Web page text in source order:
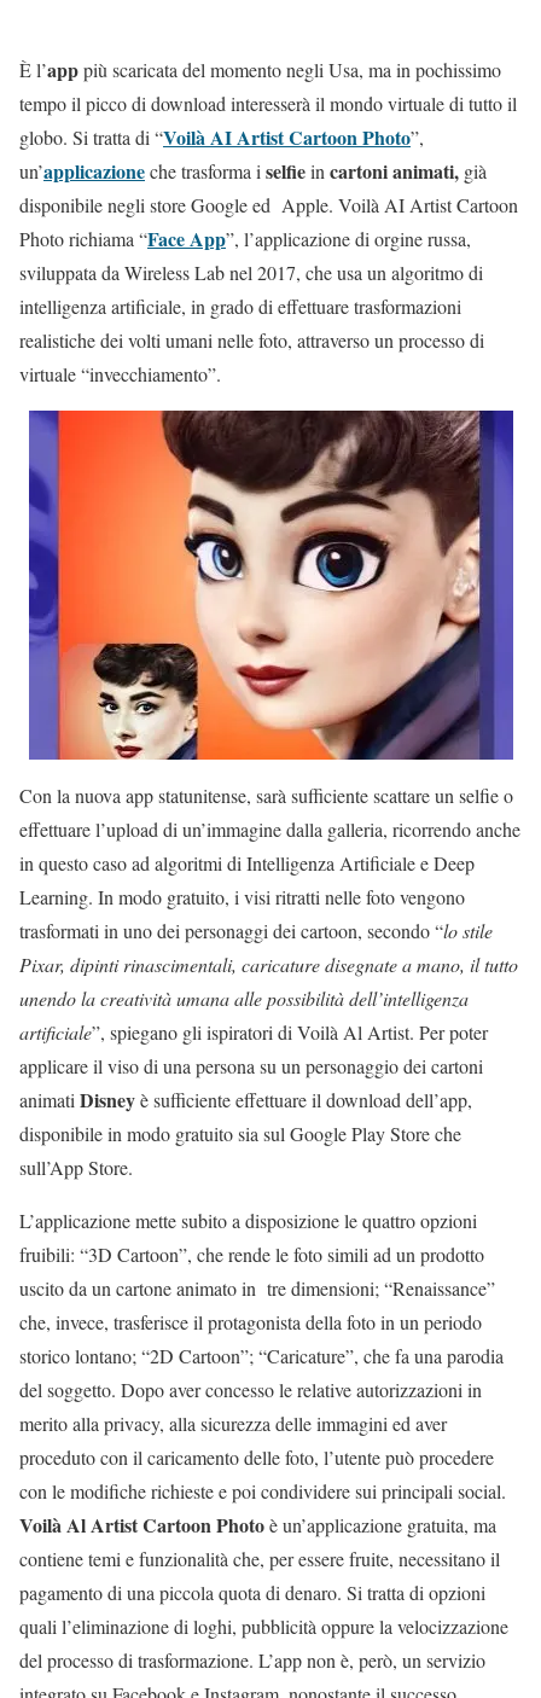
È l’apppiù scaricata del momento negli Usa, ma in pochissimo
tempo il picco di download interesserà il mondo virtuale di tutto il
globo. Si tratta di “Voilà AI Artist Cartoon Photo”,
un’applicazioneche trasforma i selfiein cartoni animati, già
disponibile negli store Google ed Apple. Voilà AI Artist Cartoon
Photo richiama “Face App”, l’applicazione di orgine russa,
sviluppata da Wireless Lab nel 2017, che usa un algoritmo di
intelligenza artificiale, in grado di effettuare trasformazioni
realistiche dei volti umani nelle foto, attraverso un processo di
virtuale “invecchiamento”.
Con la nuova app statunitense, sarà sufficiente scattare un selfie o
effettuare l’upload di un’immagine dalla galleria, ricorrendo anche
in questo caso ad algoritmi di Intelligenza Artificiale e Deep
Learning. In modo gratuito, i visi ritratti nelle foto vengono
trasformati in uno dei personaggi dei cartoon, secondo “lo stile
Pixar, dipinti rinascimentali, caricature disegnate a mano, il tutto
unendo la creatività umana alle possibilità dell’intelligenza
artificiale”, spiegano gli ispiratori di Voilà Al Artist. Per poter
applicare il viso di una persona su un personaggio dei cartoni
animati Disneyè sufficiente effettuare il download dell’app,
disponibile in modo gratuito sia sul Google Play Store che
sull’App Store.
L’applicazione mette subito a disposizione le quattro opzioni
fruibili: “3D Cartoon”, che rende le foto simili ad un prodotto
uscito da un cartone animato in tre dimensioni; “Renaissance”
che, invece, trasferisce il protagonista della foto in un periodo
storico lontano; “2D Cartoon”; “Caricature”, che fa una parodia
del soggetto. Dopo aver concesso le relative autorizzazioni in
merito alla privacy, alla sicurezza delle immagini ed aver
proceduto con il caricamento delle foto, l’utente può procedere
con le modifiche richieste e poi condividere sui principali social.
Voilà Al Artist Cartoon Photoè un’applicazione gratuita, ma
contiene temi e funzionalità che, per essere fruite, necessitano il
pagamento di una piccola quota di denaro. Si tratta di opzioni
quali l’eliminazione di loghi, pubblicità oppure la velocizzazione
del processo di trasformazione. L’app non è, però, un servizio